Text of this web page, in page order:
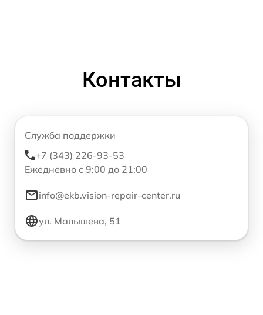
Контакты
Служба поддержки
+7 (343) 226-93-53
Ежедневно с 9:00 до 21:00
info@ekb.vision-repair-center.ru
ул. Малышева, 51